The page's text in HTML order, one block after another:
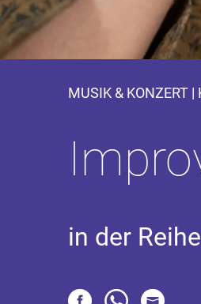
MUSIK & KONZERT |
in der